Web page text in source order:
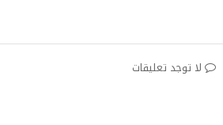
لا توجد تعليقات